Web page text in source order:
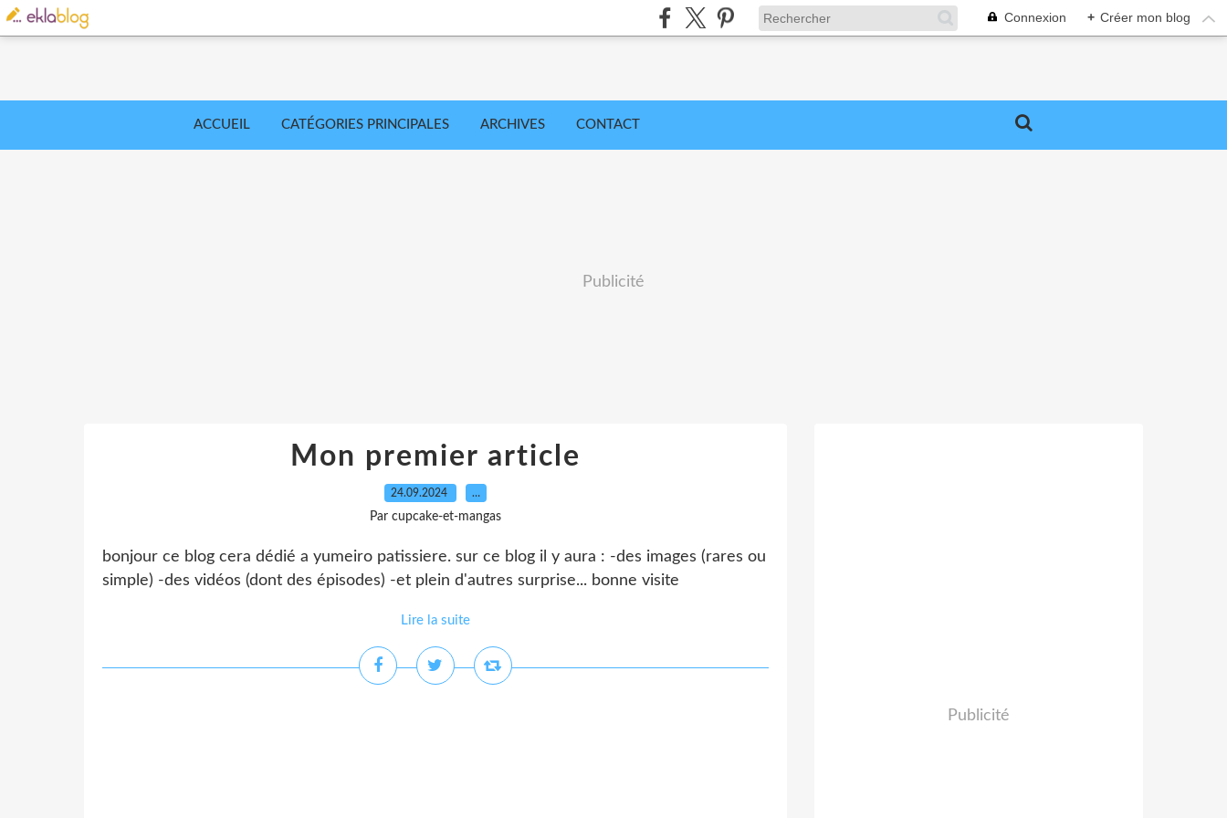
Connexion + Créer mon blog
ACCUEIL CATÉGORIES PRINCIPALES ARCHIVES CONTACT
Publicité
Mon premier article
24.09.2024 …
Par cupcake-et-mangas
bonjour ce blog cera dédié a yumeiro patissiere. sur ce blog il y aura : -des images (rares ou
simple) -des vidéos (dont des épisodes) -et plein d'autres surprise... bonne visite
Lire la suite
Publicité